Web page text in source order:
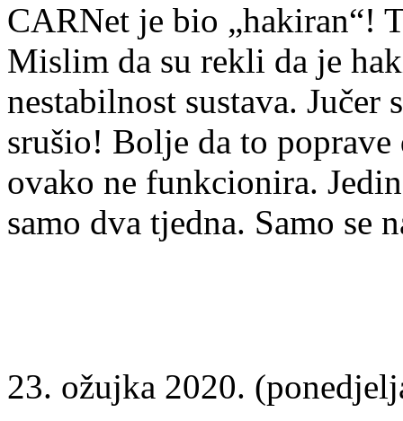
CARNet je bio „hakiran“!
Mislim da su rekli da je
nestabilnost sustava. Jučer
srušio! Bolje da to poprave
ovako ne funkcionira.
samo dva tjedna. Samo se
23. ožujka 2020.